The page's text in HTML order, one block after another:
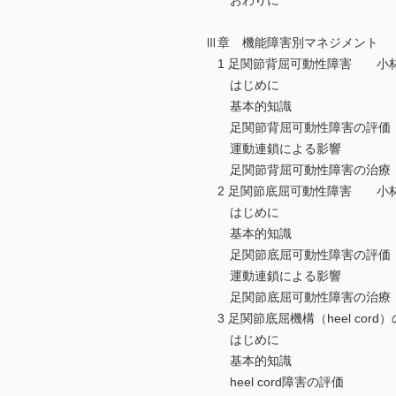
Ⅲ章 機能障害別マネジメント
1 足関節背屈可動性障害 小
はじめに
基本的知識
足関節背屈可動性障害の評価
運動連鎖による影響
足関節背屈可動性障害の治療
2 足関節底屈可動性障害 小
はじめに
基本的知識
足関節底屈可動性障害の評価
運動連鎖による影響
足関節底屈可動性障害の治療
3 足関節底屈機構（heel cord
はじめに
基本的知識
heel cord障害の評価